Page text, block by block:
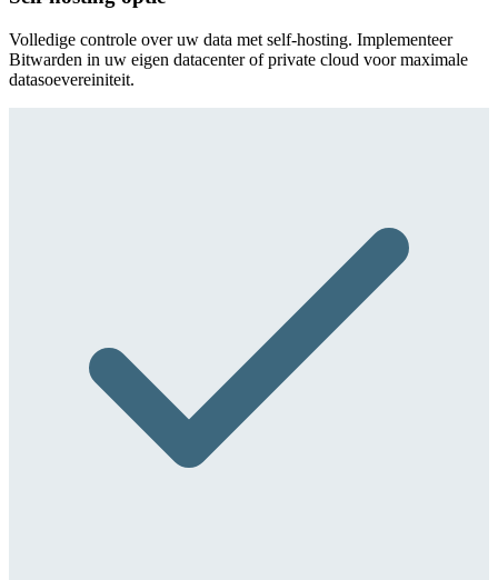
Volledige controle over uw data met self-hosting. Implementeer
Bitwarden in uw eigen datacenter of private cloud voor maximale
datasoevereiniteit.